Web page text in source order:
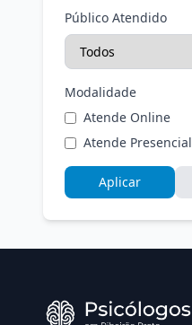
Público Atendido
Modalidade
Atende Online
Atende Presencial
Aplicar